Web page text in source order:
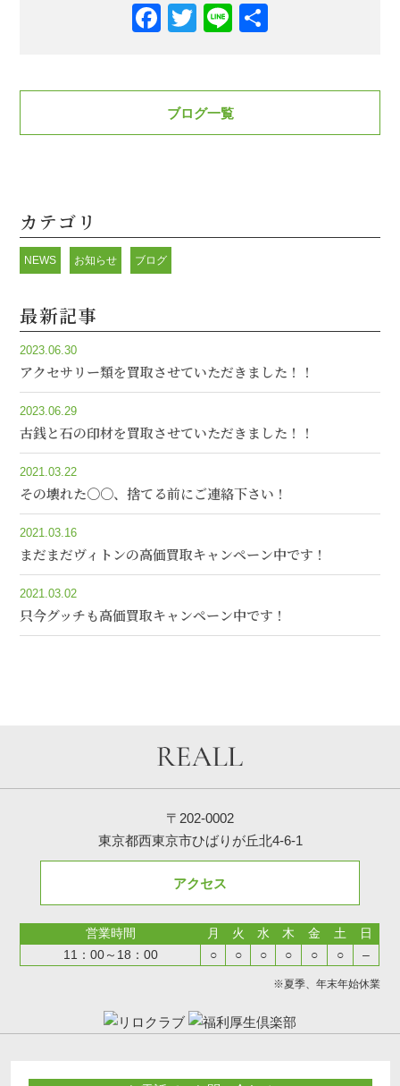
Facebook
Twitter
Line
ブログ一覧
カテゴリ
NEWS お知らせ ブログ
最新記事
2023.06.30
アクセサリー類を買取させていただきました！！
2023.06.29
古銭と石の印材を買取させていただきました！！
2021.03.22
その壊れた〇〇、捨てる前にご連絡下さい！
2021.03.16
まだまだヴィトンの高価買取キャンペーン中です！
2021.03.02
只今グッチも高価買取キャンペーン中です！
〒202-0002
東京都西東京市ひばりが丘北4-6-1
アクセス
営業時間 月 火 水 木 金 土
日
11：00～18：00
○ ○ ○ ○ ○ ○ –
※夏季、年末年始休業